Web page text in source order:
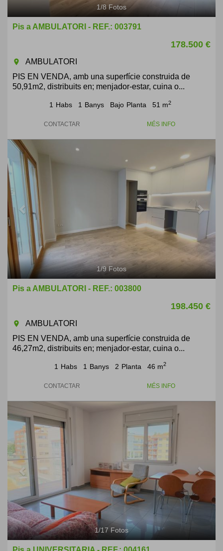
1/8Fotos
Pis a AMBULATORI - REF.: 003791
178.500 €
room
AMBULATORI
PIS EN VENDA, amb una superfície construida de
50,91m2, distribuits en; menjador-estar, cuina o...
1 Habs 1 Banys Bajo Planta 51 m2
CONTACTAR MÉS INFO
Previous
1/9Fotos
Pis a AMBULATORI - REF.: 003800
198.450 €
room
AMBULATORI
PIS EN VENDA, amb una superfície construida de
46,27m2, distribuits en; menjador-estar, cuina o...
1 Habs 1 Banys 2 Planta 46 m2
CONTACTAR MÉS INFO
Previous
1/17Fotos